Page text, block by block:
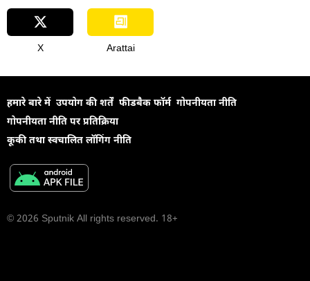
X Arattai
हमारे बारे में उपयोग की शर्तें फीडबैक फॉर्म गोपनीयता नीति
गोपनीयता नीति पर प्रतिक्रिया
कूकी तथा स्वचालित लॉगिंग नीति
© 2026 Sputnik All rights reserved. 18+